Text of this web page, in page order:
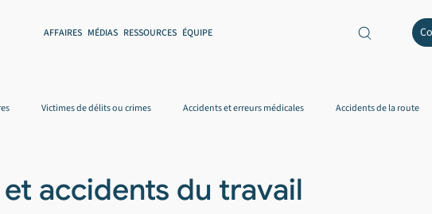
AFFAIRES MÉDIAS RESSOURCES ÉQUIPE
Victimes de délits ou crimes Accidents et erreurs médicales Accidents de la route
accidents du travail